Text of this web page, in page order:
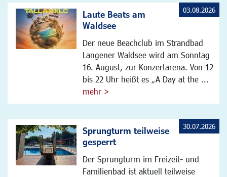
Laute Beats am
Waldsee
Der neue Beachclub im Strandbad
Langener Waldsee wird am Sonntag
16. August, zur Konzertarena. Von 12
bis 22 Uhr heißt es „A Day at the ...
mehr >
03.08.2026
Sprungturm teilweise
gesperrt
Der Sprungturm im Freizeit- und
Familienbad ist aktuell teilweise
30.07.2026